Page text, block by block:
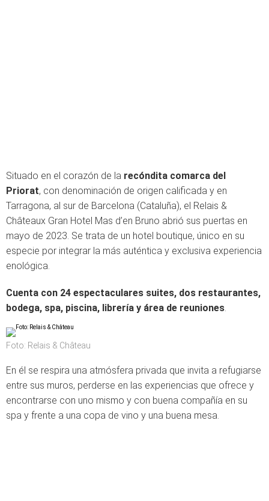
Situado en el corazón de la recóndita comarca del
Priorat, con denominación de origen calificada y en
Tarragona, al sur de Barcelona (Cataluña), el Relais &
Châteaux Gran Hotel Mas d’en Bruno abrió sus puertas en
mayo de 2023. Se trata de un hotel boutique, único en su
especie por integrar la más auténtica y exclusiva experiencia
enológica.
Cuenta con 24 espectaculares suites, dos restaurantes,
bodega, spa, piscina, librería y área de reuniones.
Foto: Relais & Château
En él se respira una atmósfera privada que invita a refugiarse
entre sus muros, perderse en las experiencias que ofrece y
encontrarse con uno mismo y con buena compañía en su
spa y frente a una copa de vino y una buena mesa.